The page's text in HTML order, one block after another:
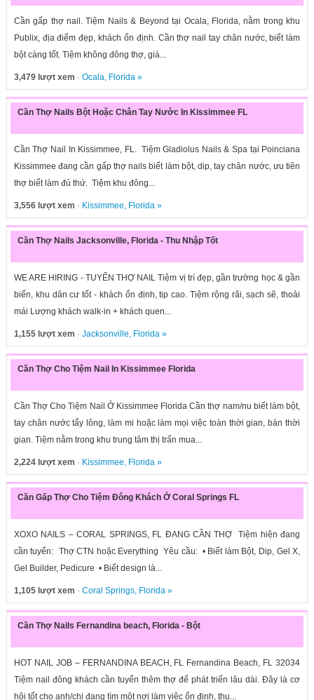
Cần gấp thợ nail. Tiệm Nails & Beyond tại Ocala, Florida, nằm trong khu
Publix, địa điểm đẹp, khách ổn định. Cần thợ nail tay chân nước, biết làm
bột càng tốt. Tiệm không đông thợ, giá...
3,479 lượt xem · Ocala, Florida»
Cần Thợ Nails Bột Hoặc Chân Tay Nước In Kissimmee FL
Cần Thợ Nail In Kissimmee, FL. Tiệm Gladiolus Nails & Spa tại Poinciana
Kissimmee đang cần gấp thợ nails biết làm bột, dip, tay chân nước, ưu tiên
thợ biết làm đủ thứ. Tiệm khu đông...
3,556 lượt xem · Kissimmee, Florida»
Cần Thợ Nails Jacksonville, Florida - Thu Nhập Tốt
WE ARE HIRING - TUYỂN THỢ NAIL Tiệm vị trí đẹp, gần trường học & gần
biển, khu dân cư tốt - khách ổn định, tip cao. Tiệm rộng rãi, sạch sẽ, thoải
mái Lượng khách walk-in + khách quen...
1,155 lượt xem · Jacksonville, Florida»
Cần Thợ Cho Tiệm Nail In Kissimmee Florida
Cần Thợ Cho Tiệm Nail Ở Kissimmee Florida Cần thợ nam/nu biết làm bột,
tay chân nước tẩy lông, làm mi hoặc làm mọi việc toàn thời gian, bán thời
gian. Tiệm nằm trong khu trung tâm thị trấn mua...
2,224 lượt xem · Kissimmee, Florida»
Cần Gấp Thợ Cho Tiệm Đông Khách Ở Coral Springs FL
XOXO NAILS – CORAL SPRINGS, FL ĐANG CẦN THỢ Tiệm hiện đang
cần tuyển: Thợ CTN hoặc Everything Yêu cầu: • Biết làm Bột, Dip, Gel X,
Gel Builder, Pedicure • Biết design là...
1,105 lượt xem · Coral Springs, Florida»
Cần Thợ Nails Fernandina beach, Florida - Bột
HOT NAIL JOB – FERNANDINA BEACH, FL Fernandina Beach, FL 32034
Tiệm nail đông khách cần tuyển thêm thợ để phát triển lâu dài. Đây là cơ
hội tốt cho anh/chị đang tìm một nơi làm việc ổn định, thu...